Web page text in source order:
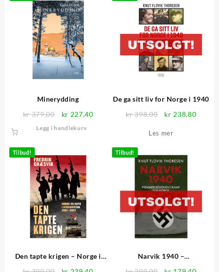
Minerydding
kr379,00
Opprinnelig
pris
kr 227,40Nåværende
Legg i handlekurv
De ga sitt liv for Norge i 1940
kr398,00
Opprinnelig
var:
kr 238,80
Les mer
Tilbud!
Den tapte krigen – Norge i
Tilbud!
Narvik 1940 –